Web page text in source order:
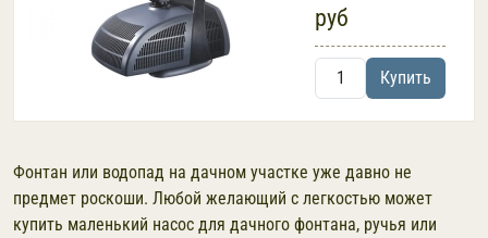
руб
Купить
Фонтан или водопад на дачном участке уже давно не
предмет роскоши. Любой желающий с легкостью может
купить маленький насос для дачного фонтана, ручья или